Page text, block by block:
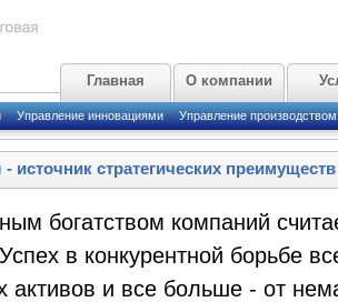
Главная О компании
Управление инновациями Управление производством
источник стратегических преимуществ
богатством компаний
в конкурентной борьбе
активов и все больше - от